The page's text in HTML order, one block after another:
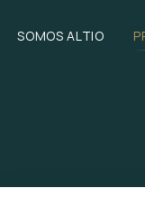
SOMOS ALTIO